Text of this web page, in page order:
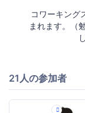
コワーキング
まれます。（
21人の参加者